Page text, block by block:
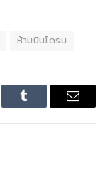
ห้ามบินโดรน
Tumblr Email